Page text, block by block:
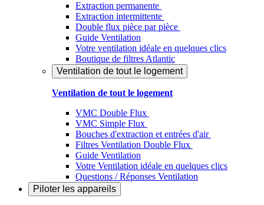
Extraction permanente
Extraction intermittente
Double flux pièce par pièce
Guide Ventilation
Votre ventilation idéale en quelques clics
Boutique de filtres Atlantic
Ventilation de tout le logement
Ventilation de tout le logement
VMC Double Flux
VMC Simple Flux
Bouches d'extraction et entrées d'air
Filtres Ventilation Double Flux
Guide Ventilation
Votre Ventilation idéale en quelques clics
Questions / Réponses Ventilation
Piloter les appareils